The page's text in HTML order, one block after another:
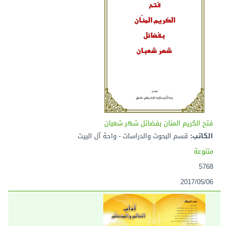
فتح الكريم المنان بفضائل شهر شعبان
الكاتب: قسم البحوث والدراسات - واحة آل البيت
متنوعة
5768
2017/05/06